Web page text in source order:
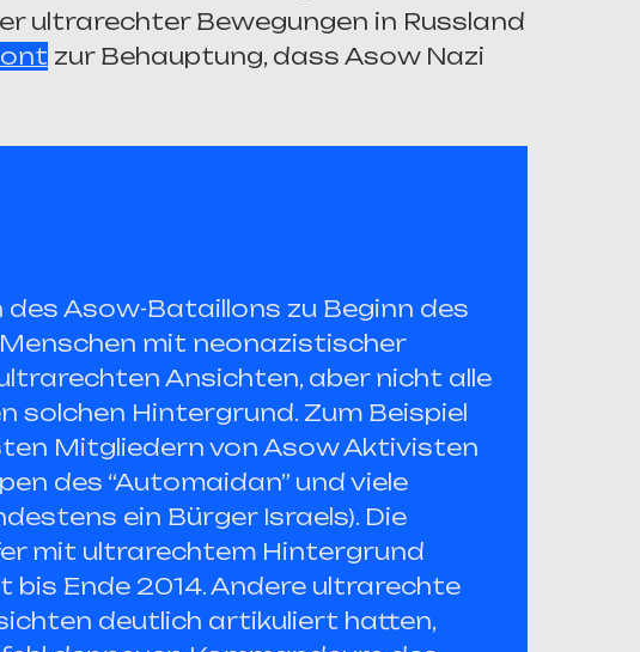
ultrarechter Bewegungen in Russland
zur Behauptung, dass Asow Nazi
Asow-Bataillons zu Beginn des
mit neonazistischer
Ansichten, aber nicht alle
solchen Hintergrund. Zum Beispiel
Mitgliedern von Asow Aktivisten
des “Automaidan” und viele
ein Bürger Israels). Die
mit ultrarechtem Hintergrund
bis Ende 2014. Andere ultrarechte
deutlich artikuliert hatten,